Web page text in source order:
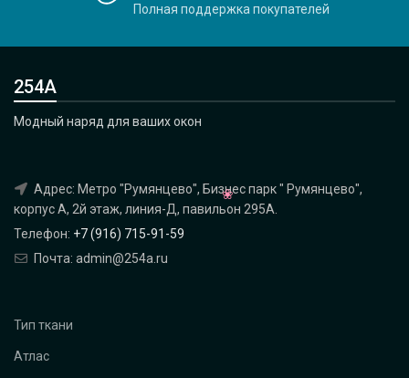
Полная поддержка покупателей
254А
Модный наряд для ваших окон
Адрес: Метро "Румянцево", Бизнес парк " Румянцево",
корпус А, 2й этаж, линия-Д, павильон 295A.
Телефон: +7 (916) 715-91-59
Почта: admin@254a.ru
Тип ткани
Атлас